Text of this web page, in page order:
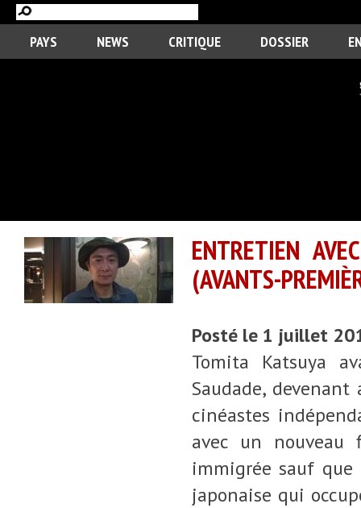
PAYS NEWS CRITIQUE DOSSIER
ENTRETIEN
(AVANTS-
Posté le 1 juillet
Tomita Katsuya
Saudade,
cinéastes
avec un nouveau
immigrée sauf
japonaise qui